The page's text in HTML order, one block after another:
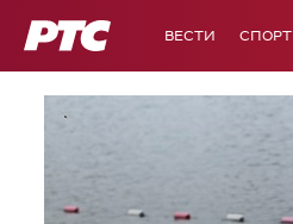
РТС ВЕСТИ СПОРТ